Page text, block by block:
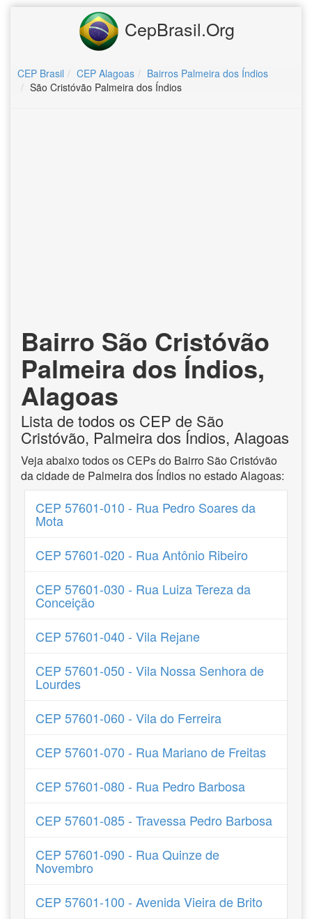
CepBrasil.Org
CEP Brasil CEP Alagoas
Bairros Palmeira dos Índios
São Cristóvão Palmeira dos Índios
Bairro São Cristóvão
Palmeira dos Índios,
Alagoas
Lista de todos os CEP de São
Cristóvão, Palmeira dos Índios, Alagoas
Veja abaixo todos os CEPs do Bairro São Cristóvão
da cidade de Palmeira dos Índios no estado Alagoas:
CEP 57601-010 - Rua Pedro Soares da
Mota
CEP 57601-020 - Rua Antônio Ribeiro
CEP 57601-030 - Rua Luiza Tereza da
Conceição
CEP 57601-040 - Vila Rejane
CEP 57601-050 - Vila Nossa Senhora de
Lourdes
CEP 57601-060 - Vila do Ferreira
CEP 57601-070 - Rua Mariano de Freitas
CEP 57601-080 - Rua Pedro Barbosa
CEP 57601-085 - Travessa Pedro Barbosa
CEP 57601-090 - Rua Quinze de
Novembro
CEP 57601-100 - Avenida Vieira de Brito